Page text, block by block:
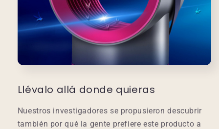
Llévalo allá donde quieras
Nuestros investigadores se propusieron descubrir
también por qué la gente prefiere este producto a